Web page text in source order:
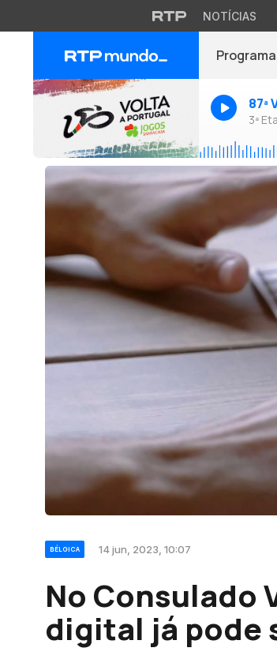
NOTÍCIAS
87ª
3ª
BÉLGICA 14 jun, 2023, 10:07
No Consulado
digital já pode